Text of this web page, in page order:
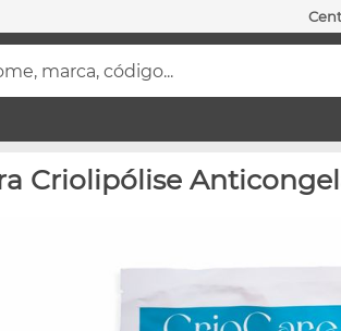
marca, código...
Criolipólise